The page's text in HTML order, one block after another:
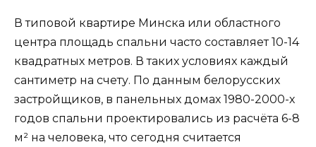
В типовой квартире Минска или областного
центра площадь спальни часто составляет 10-14
квадратных метров. В таких условиях каждый
сантиметр на счету. По данным белорусских
застройщиков, в панельных домах 1980-2000-х
годов спальни проектировались из расчёта 6-8
м² на человека, что сегодня считается